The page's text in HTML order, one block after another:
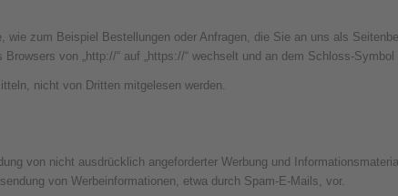
zum Beispiel Bestellungen oder Anfragen, die Sie an uns als
von „http://“ auf „https://“ wechselt und an dem Schloss-Symbol
nicht von Dritten mitgelesen werden.
von nicht ausdrücklich angeforderter Werbung und
von Werbeinformationen, etwa durch Spam-E-Mails, vor.